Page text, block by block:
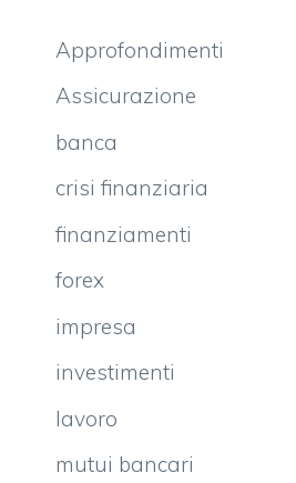
Approfondimenti
Assicurazione
banca
crisi finanziaria
finanziamenti
forex
impresa
investimenti
lavoro
mutui bancari